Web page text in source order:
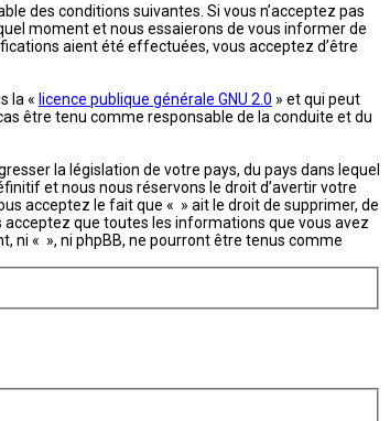
des conditions suivantes. Si vous n’acceptez pas
moment et nous essaierons de vous informer de
aient été effectuées, vous acceptez d’être
la « licence publique générale GNU 2.0 » et qui peut
être tenu comme responsable de la conduite et du
la législation de votre pays, du pays dans lequel
et nous nous réservons le droit d’avertir votre
acceptez le fait que « » ait le droit de supprimer, de
acceptez que toutes les informations que vous avez
ni « », ni phpBB, ne pourront être tenus comme